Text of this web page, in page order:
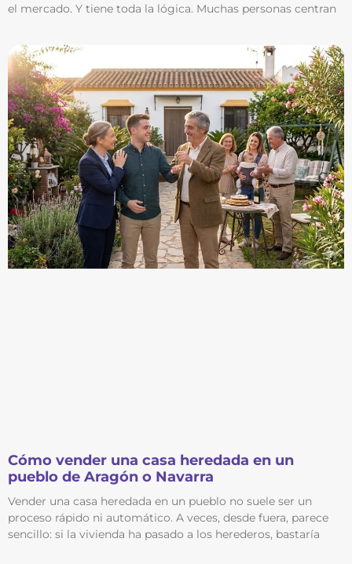
el mercado. Y tiene toda la lógica. Muchas personas centran
Cómo vender una casa heredada en un
pueblo de Aragón o Navarra
Vender una casa heredada en un pueblo no suele ser un
proceso rápido ni automático. A veces, desde fuera, parece
sencillo: si la vivienda ha pasado a los herederos, bastaría